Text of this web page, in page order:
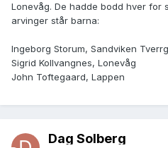
Lonevåg. De hadde bodd hver for
arvinger står barna:
Ingeborg Storum, Sandviken
Sigrid Kollvangnes, Lonevåg
John Toftegaard, Lappen
Dag Solberg